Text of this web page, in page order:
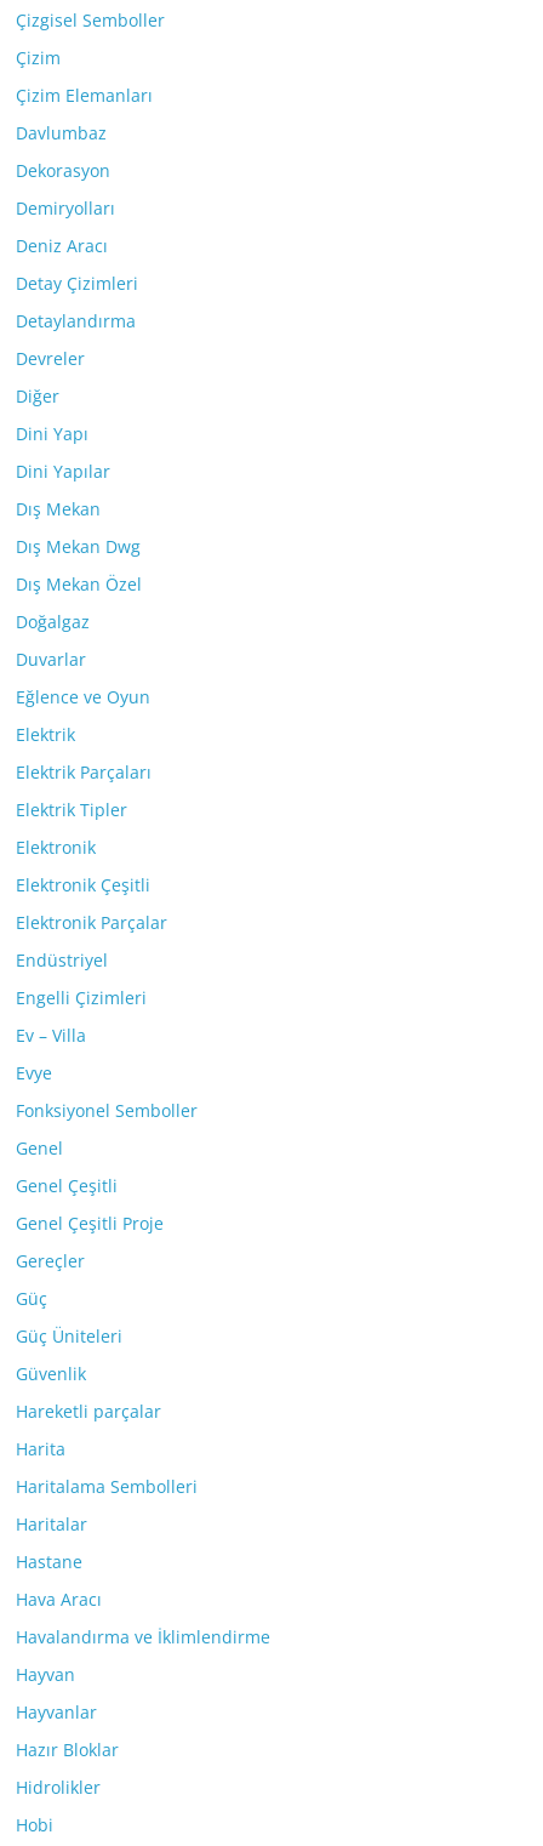
Çizgisel Semboller
Çizim
Çizim Elemanları
Davlumbaz
Dekorasyon
Demiryolları
Deniz Aracı
Detay Çizimleri
Detaylandırma
Devreler
Diğer
Dini Yapı
Dini Yapılar
Dış Mekan
Dış Mekan Dwg
Dış Mekan Özel
Doğalgaz
Duvarlar
Eğlence ve Oyun
Elektrik
Elektrik Parçaları
Elektrik Tipler
Elektronik
Elektronik Çeşitli
Elektronik Parçalar
Endüstriyel
Engelli Çizimleri
Ev – Villa
Evye
Fonksiyonel Semboller
Genel
Genel Çeşitli
Genel Çeşitli Proje
Gereçler
Güç
Güç Üniteleri
Güvenlik
Hareketli parçalar
Harita
Haritalama Sembolleri
Haritalar
Hastane
Hava Aracı
Havalandırma ve İklimlendirme
Hayvan
Hayvanlar
Hazır Bloklar
Hidrolikler
Hobi